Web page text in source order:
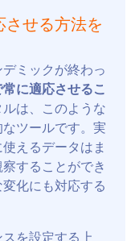
させる方法を
ミックが終わっ
に適応させるこ
は、このような
ツールです。実
えるデータはま
することができ
化にも対応する